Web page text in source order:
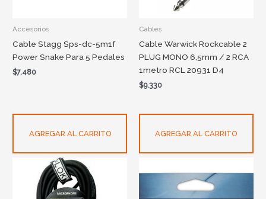
Accesorios
Cable Stagg Sps-dc-5m1f
Power Snake Para 5 Pedales
$7.480
AGREGAR AL CARRITO
Cables
Cable Warwick Rockcable 2
PLUG MONO 6,5mm / 2 RCA
1metro RCL 20931 D4
$9.330
AGREGAR AL CARRITO